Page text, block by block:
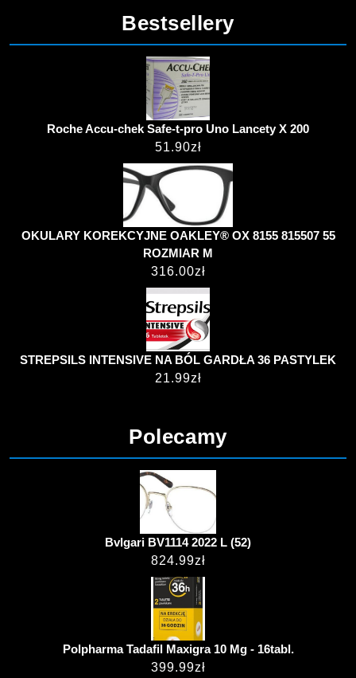
Bestsellery
Roche Accu-chek Safe-t-pro Uno Lancety X 200
51.90zł
OKULARY KOREKCYJNE OAKLEY® OX 8155 815507 55
ROZMIAR M
316.00zł
STREPSILS INTENSIVE NA BÓL GARDŁA 36 PASTYLEK
21.99zł
Polecamy
Bvlgari BV1114 2022 L (52)
824.99zł
Polpharma Tadafil Maxigra 10 Mg - 16tabl.
399.99zł